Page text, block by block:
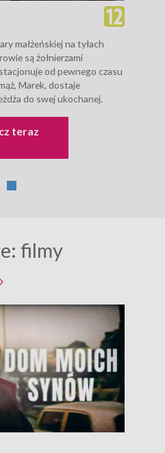
małżeńskiej na tyłach
są żołnierzami
od pewnego czasu
Marek, dostaje
do swej ukochanej.
terazWielkanoc
filmy